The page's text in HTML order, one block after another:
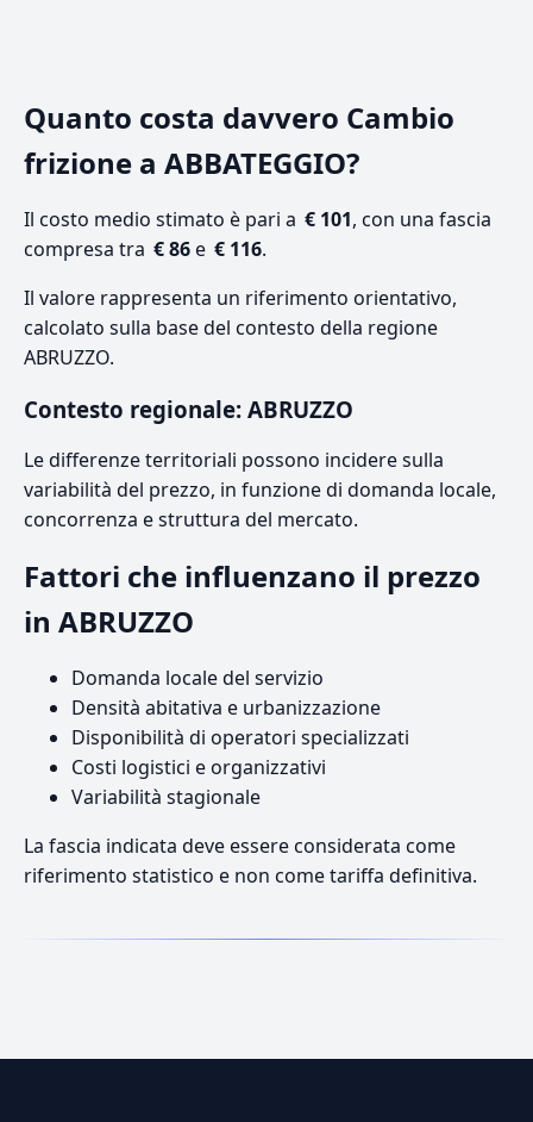
Quanto costa davvero Cambio
frizione a ABBATEGGIO?
Il costo medio stimato è pari a € 101, con una fascia
compresa tra € 86e € 116.
Il valore rappresenta un riferimento orientativo,
calcolato sulla base del contesto della regione
ABRUZZO.
Contesto regionale: ABRUZZO
Le differenze territoriali possono incidere sulla
variabilità del prezzo, in funzione di domanda locale,
concorrenza e struttura del mercato.
Fattori che influenzano il prezzo
in ABRUZZO
Domanda locale del servizio
Densità abitativa e urbanizzazione
Disponibilità di operatori specializzati
Costi logistici e organizzativi
Variabilità stagionale
La fascia indicata deve essere considerata come
riferimento statistico e non come tariffa definitiva.